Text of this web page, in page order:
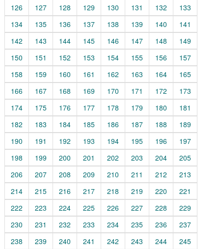
126
127 128 129 130 131 132
133
134
135 136 137 138 139 140
141
142
143 144 145 146 147 148
149
150
151 152 153 154 155 156
157
158
159 160 161 162 163 164
165
166
167 168 169 170 171 172
173
174
175 176 177 178 179 180
181
182
183 184 185 186 187 188
189
190
191 192 193 194 195 196
197
198
199 200 201 202 203 204
205
206
207 208 209 210 211 212
213
214
215 216 217 218 219 220
221
222
223 224 225 226 227 228
229
230
231 232 233 234 235 236
237
238
239 240 241 242 243 244
245